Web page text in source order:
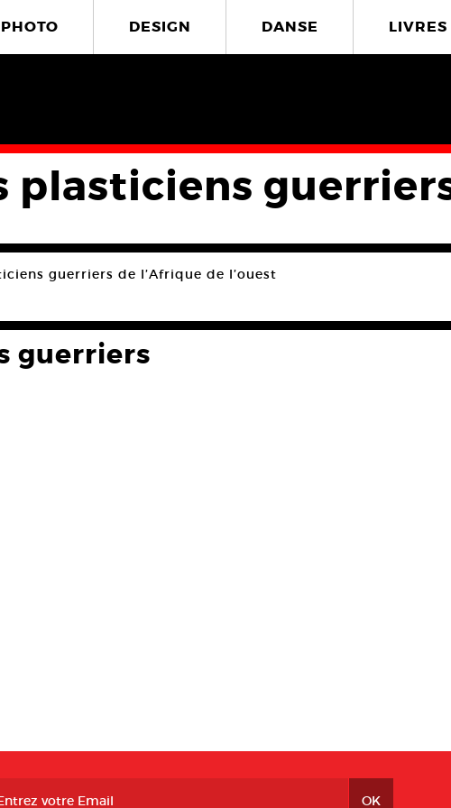
PHOTO DESIGN DANSE LIVRES
plasticiens
guerriers de l’Afrique de l’ouest
guerriers